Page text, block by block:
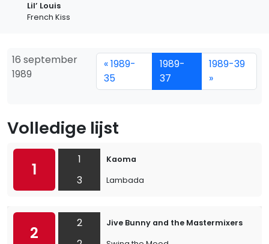
Lil’ Louis
French Kiss
16 september
1989
« 1989-
35
1989-
37
1989-39
»
Volledige lijst
1
1
3
Kaoma
Lambada
2
2
Jive Bunny and the Mastermixers